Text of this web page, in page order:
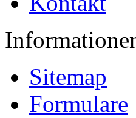
Sitemap
Formulare